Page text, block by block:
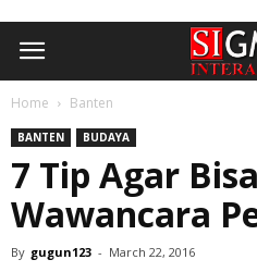
Home Banten
BANTEN BUDAYA
7 Tip Agar
Wawancara
By gugun123 - March 22, 2016